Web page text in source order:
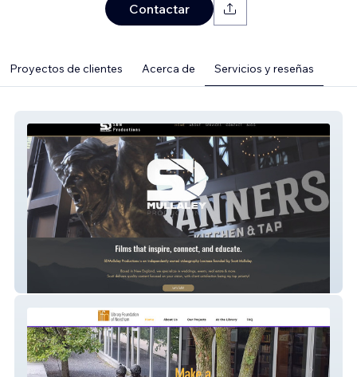
Contactar
Proyectos de clientes Acerca de Servicios y reseñas
SDMullaley Productions